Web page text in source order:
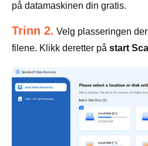
på datamaskinen din gratis.
Trinn 2. Velg plasseringen
filene. Klikk deretter på start